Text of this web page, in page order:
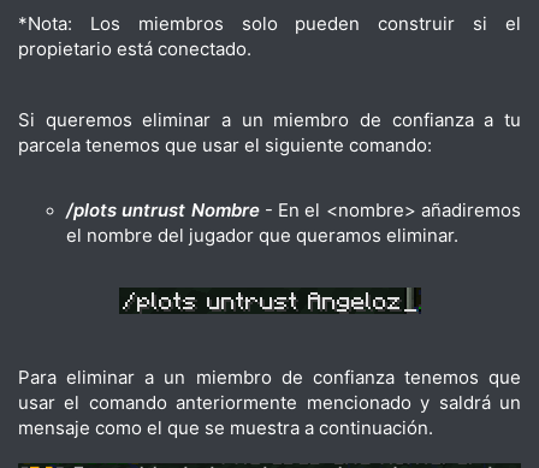
*Nota: Los miembros solo pueden construir si el
propietario está conectado.
Si queremos eliminar a un miembro de confianza a tu
parcela tenemos que usar el siguiente comando:
/plots untrust Nombre- En el <nombre> añadiremos
el nombre del jugador que queramos eliminar.
Para eliminar a un miembro de confianza tenemos que
usar el comando anteriormente mencionado y saldrá un
mensaje como el que se muestra a continuación.